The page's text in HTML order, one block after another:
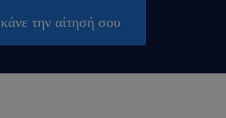
κάνε την αίτησή σου